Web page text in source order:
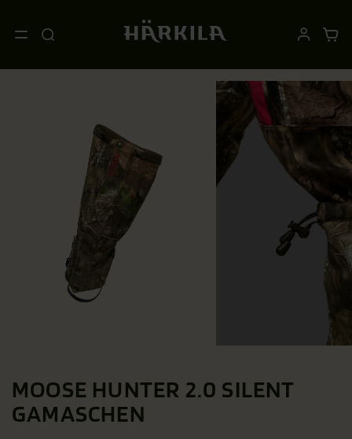
MOOSE HUNTER 2.0 SILENT
GAMASCHEN